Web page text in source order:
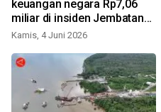
keuangan negara Rp7,06
miliar di insiden Jembatan
Pulau Laut
Kamis, 4 Juni 2026